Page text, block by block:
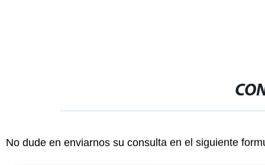
No dude en enviarnos su consulta en el siguiente